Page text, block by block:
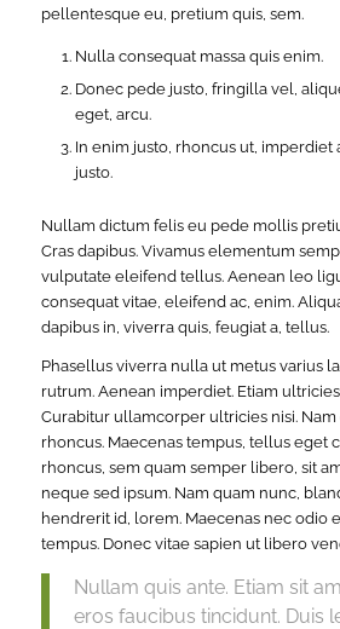
pellentesque eu, pretium quis, sem.
Nulla consequat massa quis enim.
Donec pede justo, fringilla vel,
eget, arcu.
In enim justo, rhoncus ut, imperdiet
justo.
Nullam dictum felis eu pede mollis
Cras dapibus. Vivamus elementum
vulputate eleifend tellus. Aenean leo
consequat vitae, eleifend ac, enim.
dapibus in, viverra quis, feugiat a, tellus.
Phasellus viverra nulla ut metus varius
rutrum. Aenean imperdiet. Etiam
Curabitur ullamcorper ultricies nisi. Nam
rhoncus. Maecenas tempus, tellus eget
rhoncus, sem quam semper libero, sit
neque sed ipsum. Nam quam nunc,
hendrerit id, lorem. Maecenas nec odio
tempus. Donec vitae sapien ut libero
Nullam quis ante. Etiam sit
eros faucibus tincidunt. Duis